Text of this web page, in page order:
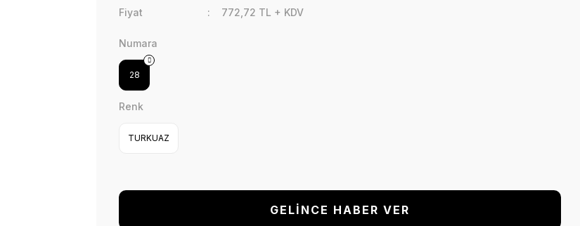
Fiyat
772,72 TL + KDV
Numara
28
Renk
TURKUAZ
GELİNCE HABER VER